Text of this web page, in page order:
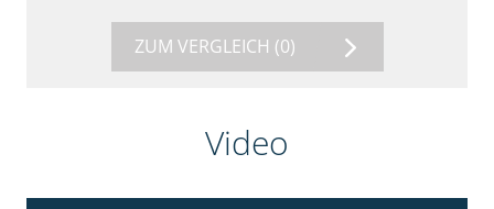
ZUM VERGLEICH (0)
Video